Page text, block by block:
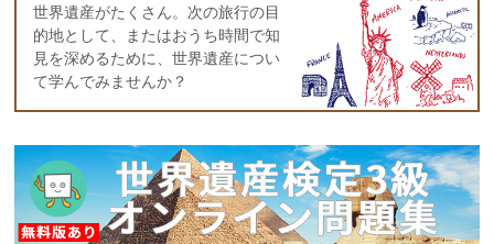
世界遺産がたくさん。次の旅行の目
的地として、またはおうち時間で知
見を深めるために、世界遺産につい
て学んでみませんか？